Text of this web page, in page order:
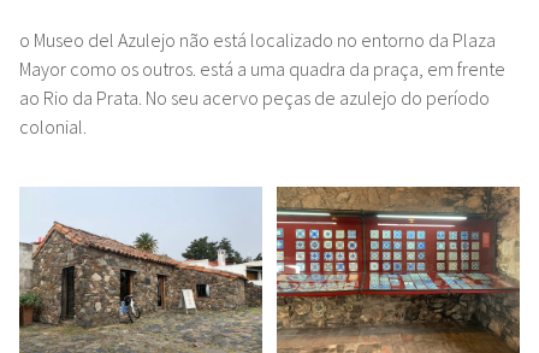
o Museo del Azulejo não está localizado no entorno da Plaza
Mayor como os outros. está a uma quadra da praça, em frente
ao Rio da Prata. No seu acervo peças de azulejo do período
colonial.